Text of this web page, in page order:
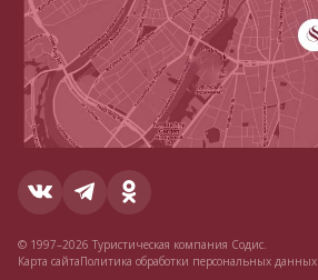
© 1997–2026 Туристическая компания Содис.
Карта сайтаПолитика обработки персональных данных